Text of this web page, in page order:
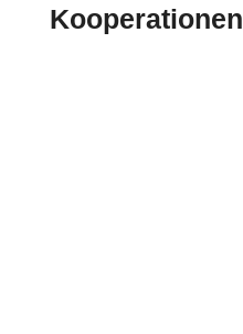
Kooperationen